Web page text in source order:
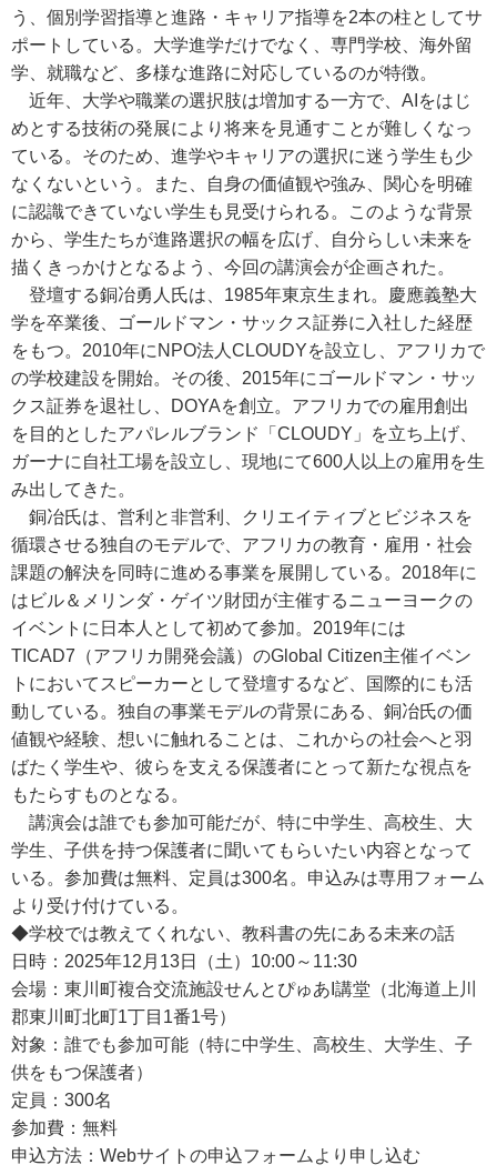
う、個別学習指導と進路・キャリア指導を2本の柱としてサ
ポートしている。大学進学だけでなく、専門学校、海外留
学、就職など、多様な進路に対応しているのが特徴。
近年、大学や職業の選択肢は増加する一方で、AIをはじ
めとする技術の発展により将来を見通すことが難しくなっ
ている。そのため、進学やキャリアの選択に迷う学生も少
なくないという。また、自身の価値観や強み、関心を明確
に認識できていない学生も見受けられる。このような背景
から、学生たちが進路選択の幅を広げ、自分らしい未来を
描くきっかけとなるよう、今回の講演会が企画された。
登壇する銅冶勇人氏は、1985年東京生まれ。慶應義塾大
学を卒業後、ゴールドマン・サックス証券に入社した経歴
をもつ。2010年にNPO法人CLOUDYを設立し、アフリカで
の学校建設を開始。その後、2015年にゴールドマン・サッ
クス証券を退社し、DOYAを創立。アフリカでの雇用創出
を目的としたアパレルブランド「CLOUDY」を立ち上げ、
ガーナに自社工場を設立し、現地にて600人以上の雇用を生
み出してきた。
銅冶氏は、営利と非営利、クリエイティブとビジネスを
循環させる独自のモデルで、アフリカの教育・雇用・社会
課題の解決を同時に進める事業を展開している。2018年に
はビル＆メリンダ・ゲイツ財団が主催するニューヨークの
イベントに日本人として初めて参加。2019年には
TICAD7（アフリカ開発会議）のGlobal Citizen主催イベン
トにおいてスピーカーとして登壇するなど、国際的にも活
動している。独自の事業モデルの背景にある、銅冶氏の価
値観や経験、想いに触れることは、これからの社会へと羽
ばたく学生や、彼らを支える保護者にとって新たな視点を
もたらすものとなる。
講演会は誰でも参加可能だが、特に中学生、高校生、大
学生、子供を持つ保護者に聞いてもらいたい内容となって
いる。参加費は無料、定員は300名。申込みは専用フォーム
より受け付けている。
◆学校では教えてくれない、教科書の先にある未来の話
日時：2025年12月13日（土）10:00～11:30
会場：東川町複合交流施設せんとぴゅあI講堂（北海道上川
郡東川町北町1丁目1番1号）
対象：誰でも参加可能（特に中学生、高校生、大学生、子
供をもつ保護者）
定員：300名
参加費：無料
申込方法：Webサイトの申込フォームより申し込む